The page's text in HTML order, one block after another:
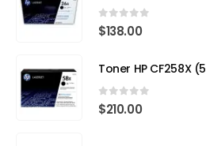
0out of 5
$138.00
0 out of 5
$210.00